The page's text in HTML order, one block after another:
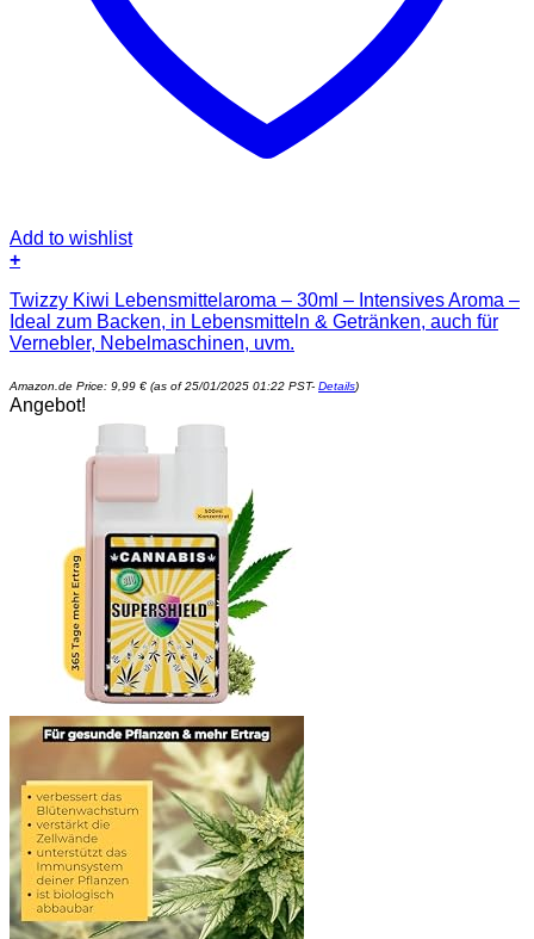
Add to wishlist
+
Twizzy Kiwi Lebensmittelaroma – 30ml – Intensives Aroma –
Ideal zum Backen, in Lebensmitteln & Getränken, auch für
Vernebler, Nebelmaschinen, uvm.
Amazon.de Price: 9,99 € (as of 25/01/2025 01:22 PST- Details)
Angebot!